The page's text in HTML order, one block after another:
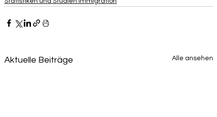
Aktuelle Beiträge Alle ansehen